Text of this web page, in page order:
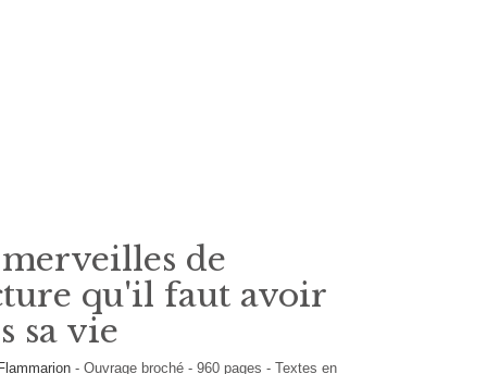
merveilles de
qu'il faut avoir
sa vie
-Ouvrage broché-960pages -Textes en